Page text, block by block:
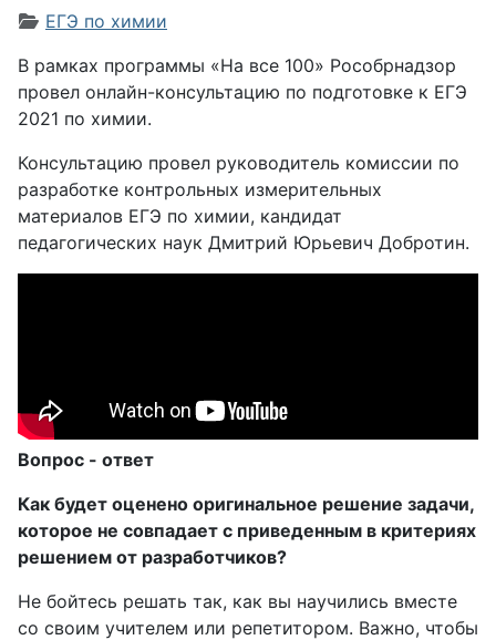
Информация о материале
ЕГЭ по химии
В рамках программы «На все 100» Рособрнадзор
провел онлайн-консультацию по подготовке к ЕГЭ
2021 по химии.
Консультацию провел руководитель комиссии по
разработке контрольных измерительных
материалов ЕГЭ по химии, кандидат
педагогических наук Дмитрий Юрьевич Добротин.
Вопрос - ответ
Как будет оценено оригинальное решение задачи,
которое не совпадает с приведенным в критериях
решением от разработчиков?
Не бойтесь решать так, как вы научились вместе
со своим учителем или репетитором. Важно, чтобы